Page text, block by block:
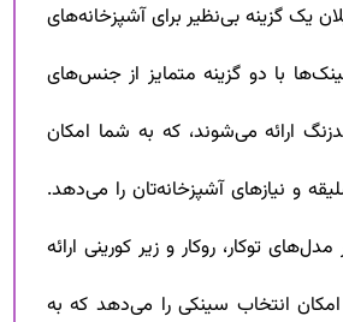
یک گزینه بی‌نظیر برای آشپزخانه‌های
با دو گزینه متمایز از جنس‌های
ارائه می‌شوند، که به شما امکان
و نیازهای آشپزخانه‌تان را می‌دهد.
توکار، روکار و زیر کورینی ارائه
انتخاب سینکی را می‌دهد که به